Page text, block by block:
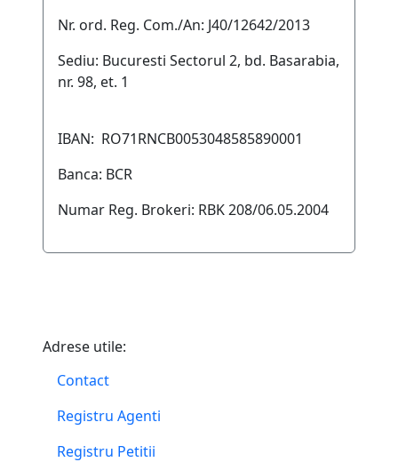
Nr. ord. Reg. Com./An: J40/12642/2013
Sediu: Bucuresti Sectorul 2, bd. Basarabia,
nr. 98, et. 1
IBAN: RO71RNCB0053048585890001
Banca: BCR
Numar Reg. Brokeri: RBK 208/06.05.2004
Adrese utile:
Contact
Registru Agenti
Registru Petitii